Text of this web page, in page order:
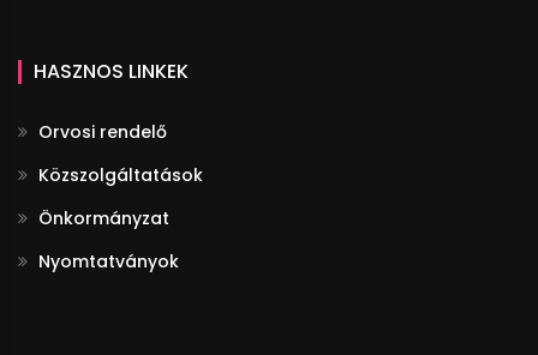
HASZNOS LINKEK
Orvosi rendelő
Közszolgáltatások
Önkormányzat
Nyomtatványok